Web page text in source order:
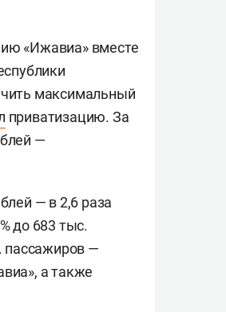
«Ижавиа» вместе
максимальный
приватизацию. За
—
— в 2,6 раза
до 683 тыс.
пассажиров —
а также